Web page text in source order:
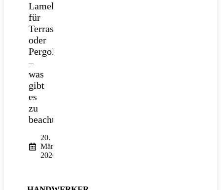
Lamellendach
für
Terrasse
oder
Pergola
–
was
gibt
es
zu
beachten?
20.
März
2026